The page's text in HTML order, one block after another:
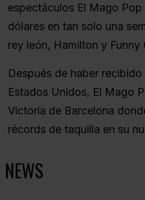
espectáculos El Mago Pop
dólares en tan solo una
rey león, Hamilton y Funny
Después de haber
Estados Unidos, El Mago
Victoria de Barcelona
récords de taquilla en su
NEWS